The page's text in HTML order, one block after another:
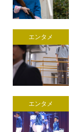
エンタメ
エンタメ